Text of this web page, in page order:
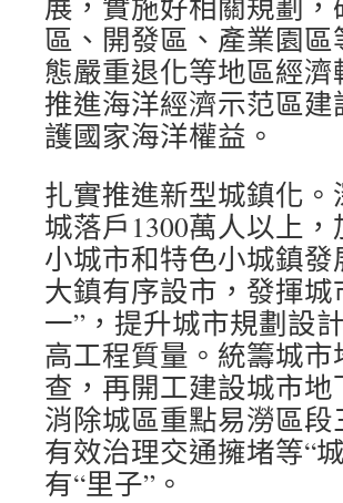
區、開發區、產業園
態嚴重退化等地區經
推進海洋經濟示范區
護國家海洋權益。
扎實推進新型城鎮化
城落戶1300萬人以上
小城市和特色小城鎮
大鎮有序設市，發揮
一”，提升城市規劃設
高工程質量。統籌城
查，再開工建設城市
消除城區重點易澇區
有效治理交通擁堵等“
有“里子”。